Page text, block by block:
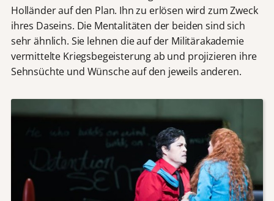
Holländer auf den Plan. Ihn zu erlösen wird zum Zweck
ihres Daseins. Die Mentalitäten der beiden sind sich
sehr ähnlich. Sie lehnen die auf der Militärakademie
vermittelte Kriegsbegeisterung ab und projizieren ihre
Sehnsüchte und Wünsche auf den jeweils anderen.